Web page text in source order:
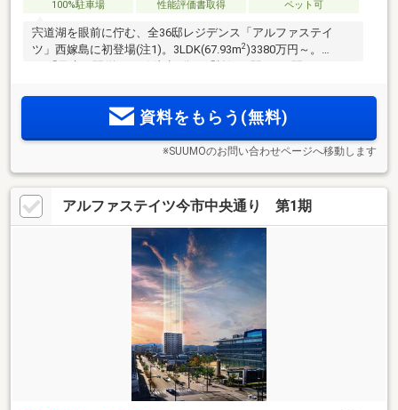
100%駐車場 性能評価書取得 ペット可
宍道湖を眼前に佇む、全36邸レジデンス「アルファステイ
ツ」西嫁島に初登場(注1)。3LDK(67.93m2)3380万円～。
駐車場125％確保。2台目駐車可。
資料をもらう(無料)
※SUUMOのお問い合わせページへ移動します
アルファステイツ今市中央通り 第1期